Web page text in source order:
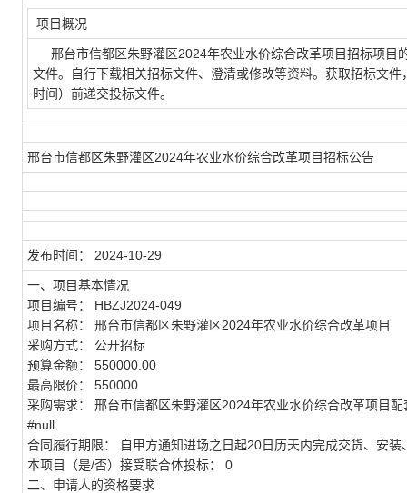
项目概况
邢台市信都区朱野灌区2024年农业水价综合改革项目招标项目
文件。自行下载相关招标文件、澄清或修改等资料。获取招标文
时间）前递交投标文件。
邢台市信都区朱野灌区2024年农业水价综合改革项目招标公告
发布时间： 2024-10-29
一、项目基本情况
项目编号：
HBZJ2024-049
项目名称：
邢台市信都区朱野灌区2024年农业水价综合改革项目
采购方式：
公开招标
预算金额：
550000.00
最高限价：
550000
采购需求：
邢台市信都区朱野灌区2024年农业水价综合改革项目
#null
合同履行期限：
自甲方通知进场之日起20日历天内完成交货、安装
本项目（是/否）接受联合体投标：
0
二、申请人的资格要求